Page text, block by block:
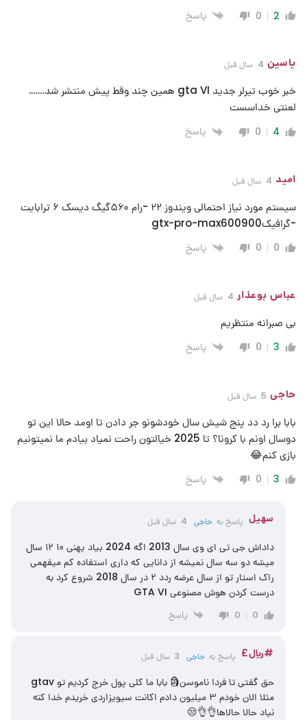
2
0 پاسخ
یاسین 4 سال قبل
خبر خوب تیرلر جدید gta VI همین چند وقط پیش منتشر شد…….
لعنتی خداسست
4
0 پاسخ
امید 4 سال قبل
سیستم مورد نیاز احتمالی ویندوز ۲۲ -رام ۵۶۰گیگ دیسک ۶ ترابایت
-گرافیکgtx-pro-max600900
0
0 پاسخ
عباس بوعذار 4 سال قبل
بی صبرانه منتظریم
3
0 پاسخ
حاجی 5 سال قبل
بابا برا رد دد پنج شیش سال خودشونو جر دادن تا اومد حالا این تو
دوسال اونم با کرونا؟ تا 2025 خیالتون راحت نمیاد بیادم ما نمیتونیم
بازی کنم😂
3
0 پاسخ
سهیل پاسخ به حاجی 4 سال قبل
داداش جی تی ای وی سال 2013 اگه 2024 بیاد یهنی ۱۰ ۱۲ سال
میشه دو سه سال نمیشه از دانایی که داری استفاده کم میفهمی
راک استار تو از سال عرضه ردد ۲ در سال 2018 شروع کرد به
درست کردن هوش مصنوعی GTA VI
0
0 پاسخ
#﷼£ پاسخ به حاجی 3 سال قبل
حق گفتی تا فردا ناموسن🗿 بابا ما کلی پول خرج کردیم تو gtav
مثلا الان خودم ۳ میلیون دادم اکانت سیویزاردی خریدم خدا کنه
نیاد حالا حالاها👌👌😒